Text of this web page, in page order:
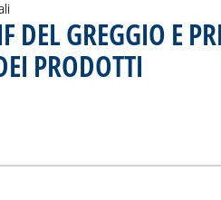
DEL GREGGIO E
PRODOTTI
CIF DEL GREGGIO E